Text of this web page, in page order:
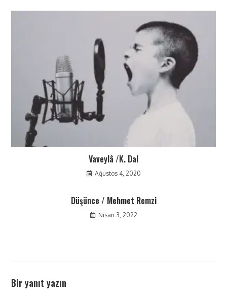
Vaveylâ /K. Dal
Ağustos 4, 2020
Düşünce / Mehmet Remzi
Nisan 3, 2022
Bir yanıt yazın